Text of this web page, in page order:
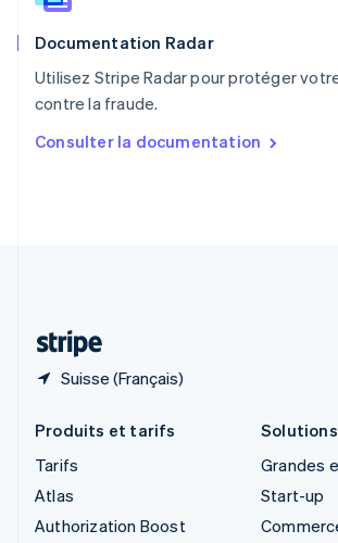
Documentation Radar
Utilisez Stripe Radar pour protéger
contre la fraude.
Consulter la documentation
Suisse (Français)
Royaume-Uni
Singapour
English简体中文
English
Produits et tarifs
Tarifs
Atlas
Authorization Boost
Solutions
Grandes
Start-up